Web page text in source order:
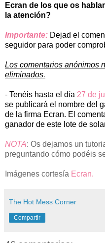
Ecran de los que os
la atención?
Importante: Dejad el
seguidor para poder
Los comentarios anónimos
eliminados.
- Tenéis hasta el día 27 de
se publicará el nombre del
de la firma Ecran. El
ganador de este lote de
NOTA: Os dejamos un
preguntando cómo podéis
Imágenes cortesía Ecran.
The Hot Mess Corner
Compartir